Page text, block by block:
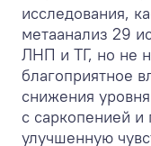
исследования,
метаанализ 29
ЛНП и ТГ, но не
благоприятное
снижения
с саркопенией
улучшенную